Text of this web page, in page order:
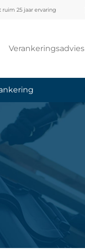
25 jaar ervaring
Verankeringsadvies